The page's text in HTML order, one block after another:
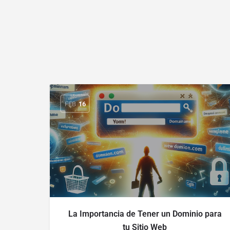
FEB 16
La Importancia de Tener un Dominio para
tu Sitio Web